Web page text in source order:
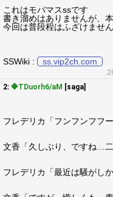
これはモバマスssです
書き溜めはありませんが、
今回は普段程はふざけませ
SSWiki : ss.vip2ch.com
2: ◆TDuorh6/aM [saga]
フレデリカ「フンフンフフ
文香「久しぶり、ですね…
フレデリカ「最近は騒がし